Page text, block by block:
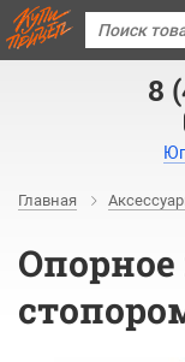
8
Главная
Опорное